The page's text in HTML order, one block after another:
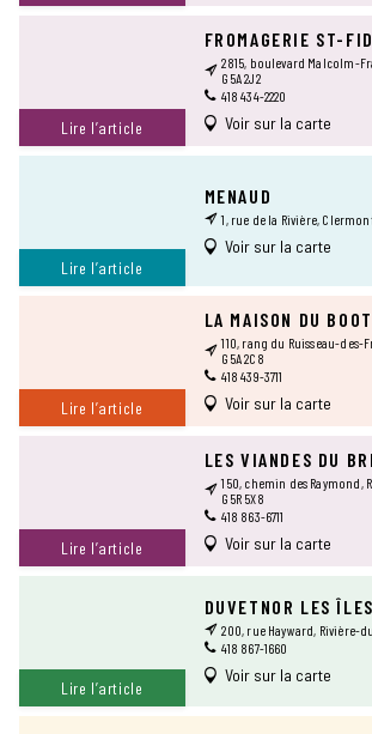
Lire l’article
FROMAGERIE ST-
2815, boulevard Malcolm-
G5A 2J2
418 434-2220
Voir sur la carte
Lire l’article
MENAUD
1, rue de la Rivière,
Voir sur la carte
Lire l’article
LA MAISON DU
110, rang du Ruisseau-des-
G5A 2C8
418 439-3711
Voir sur la carte
Lire l’article
LES VIANDES DU
150, chemin des Raymond,
G5R 5X8
418 863-6711
Voir sur la carte
Lire l’article
DUVETNOR LES ÎLES
200, rue Hayward, Rivière-
418 867-1660
Voir sur la carte